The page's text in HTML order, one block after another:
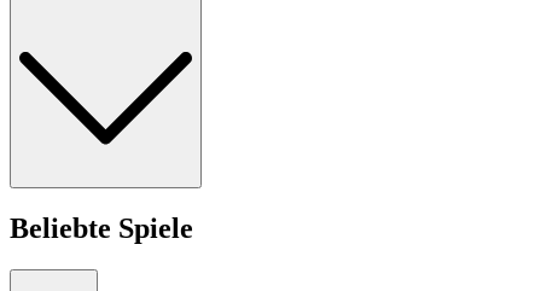
Beliebte Spiele